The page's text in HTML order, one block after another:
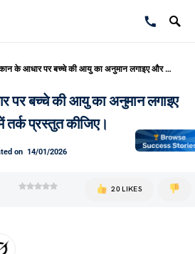
दंतुरित मुसकान के आधार पर बच्चे की आयु का अनुमान लगाइए और अपने उत्तर के पक्ष में तर्क प्रस्तुत कीजिए।
पर बच्चे की आयु का अनुमान लगाइए
प्रस्तुत कीजिए।
on 14/01/2026
20 LIKES